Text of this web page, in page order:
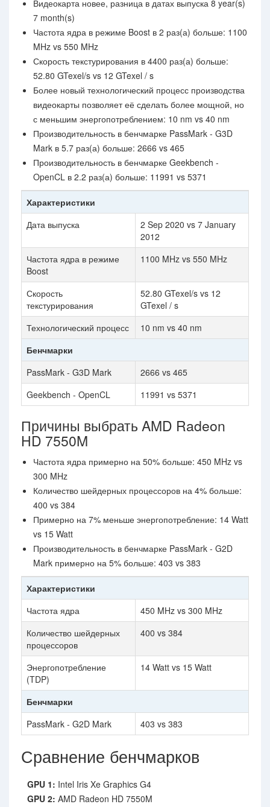
Видеокарта новее, разница в датах выпуска 8 year(s)
7 month(s)
Частота ядра в режиме Boost в 2 раз(а) больше: 1100
MHz vs 550 MHz
Скорость текстурирования в 4400 раз(а) больше:
52.80 GTexel/s vs 12 GTexel / s
Более новый технологический процесс производства
видеокарты позволяет её сделать более мощной, но
с меньшим энергопотреблением: 10 nm vs 40 nm
Производительность в бенчмарке PassMark - G3D
Mark в 5.7 раз(а) больше: 2666 vs 465
Производительность в бенчмарке Geekbench -
OpenCL в 2.2 раз(а) больше: 11991 vs 5371
Характеристики
Дата выпуска
2 Sep 2020 vs 7 January
2012
Частота ядра в режиме
Boost
1100 MHz vs 550 MHz
Скорость
текстурирования
52.80 GTexel/s vs 12
GTexel / s
Технологический процесс
10 nm vs 40 nm
Бенчмарки
PassMark - G3D Mark
2666 vs 465
Geekbench - OpenCL
11991 vs 5371
Причины выбрать AMD Radeon
HD 7550M
Частота ядра примерно на 50% больше: 450 MHz vs
300 MHz
Количество шейдерных процессоров на 4% больше:
400 vs 384
Примерно на 7% меньше энергопотребление: 14 Watt
vs 15 Watt
Производительность в бенчмарке PassMark - G2D
Mark примерно на 5% больше: 403 vs 383
Характеристики
Частота ядра
450 MHz vs 300 MHz
Количество шейдерных
процессоров
400 vs 384
Энергопотребление
(TDP)
14 Watt vs 15 Watt
Бенчмарки
PassMark - G2D Mark
403 vs 383
Сравнение бенчмарков
GPU 1: Intel Iris Xe Graphics G4
GPU 2: AMD Radeon HD 7550M